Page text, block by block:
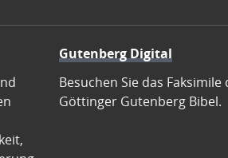
Gutenberg Digital
Besuchen Sie das Faksimile
Göttinger Gutenberg Bibel.